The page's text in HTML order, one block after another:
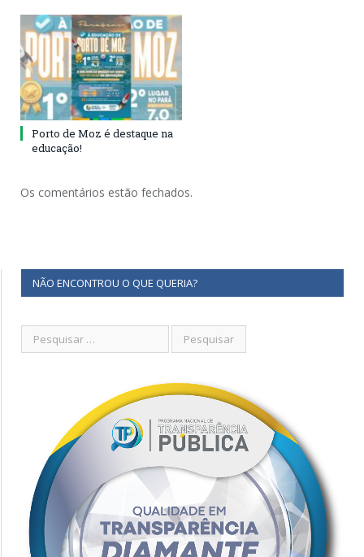
Porto de Moz é destaque na
educação!
Os comentários estão fechados.
NÃO ENCONTROU O QUE QUERIA?